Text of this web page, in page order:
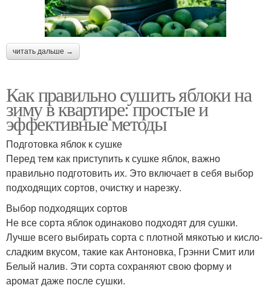
читать дальше →
Как правильно сушить яблоки на
зиму в квартире: простые и
эффективные методы
Подготовка яблок к сушке
Перед тем как приступить к сушке яблок, важно
правильно подготовить их. Это включает в себя выбор
подходящих сортов, очистку и нарезку.
Выбор подходящих сортов
Не все сорта яблок одинаково подходят для сушки.
Лучше всего выбирать сорта с плотной мякотью и кисло-
сладким вкусом, такие как Антоновка, Грэнни Смит или
Белый налив. Эти сорта сохраняют свою форму и
аромат даже после сушки.